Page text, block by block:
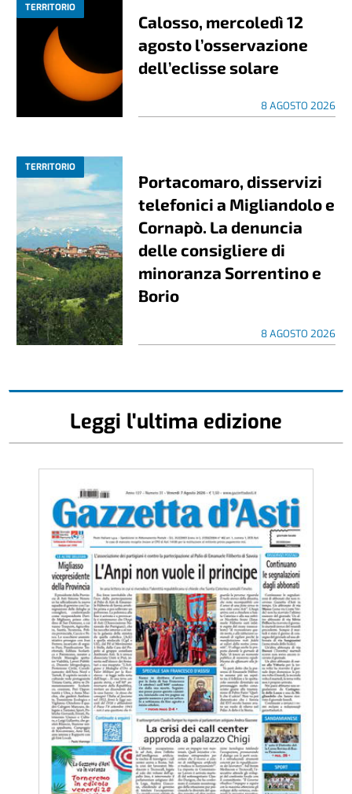
TERRITORIO
Calosso, mercoledì 12
agosto l’osservazione
dell’eclisse solare
8 AGOSTO 2026
TERRITORIO
Portacomaro, disservizi
telefonici a Migliandolo e
Cornapò. La denuncia
delle consigliere di
minoranza Sorrentino e
Borio
8 AGOSTO 2026
Leggi l'ultima edizione